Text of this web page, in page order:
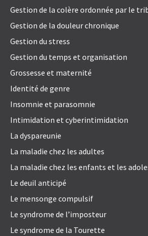
Gestion de la colère ordonnée par le
Gestion de la douleur chronique
Gestion du stress
Gestion du temps et organisation
Grossesse et maternité
Identité de genre
Insomnie et parasomnie
Intimidation et cyberintimidation
La dyspareunie
La maladie chez les adultes
La maladie chez les enfants et les
Le deuil anticipé
Le mensonge compulsif
Le syndrome de l’imposteur
Le syndrome de la Tourette